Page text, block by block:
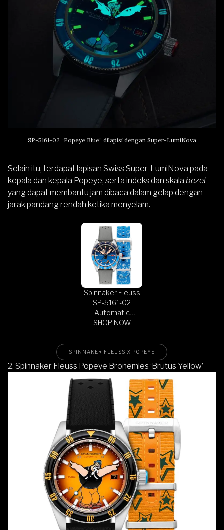
SP-5161-02 “Popeye Blue” dilapisi dengan Super-LumiNova
Selain itu, terdapat lapisan Swiss Super-LumiNova pada
kepala dan kepala Popeye, serta indeks dan skala bezel
yang dapat membantu jam dibaca dalam gelap dengan
jarak pandang rendah ketika menyelam.
Spinnaker Fleuss
SP-5161-02
Automatic
Popeye
Extra Strap
Limited Edition
SHOP NOW
SPINNAKER FLEUSS X POPEYE
2. Spinnaker Fleuss Popeye Bronemies ‘Brutus Yellow’